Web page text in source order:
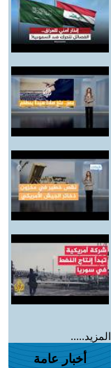
المزيد.....
أخبار عامة